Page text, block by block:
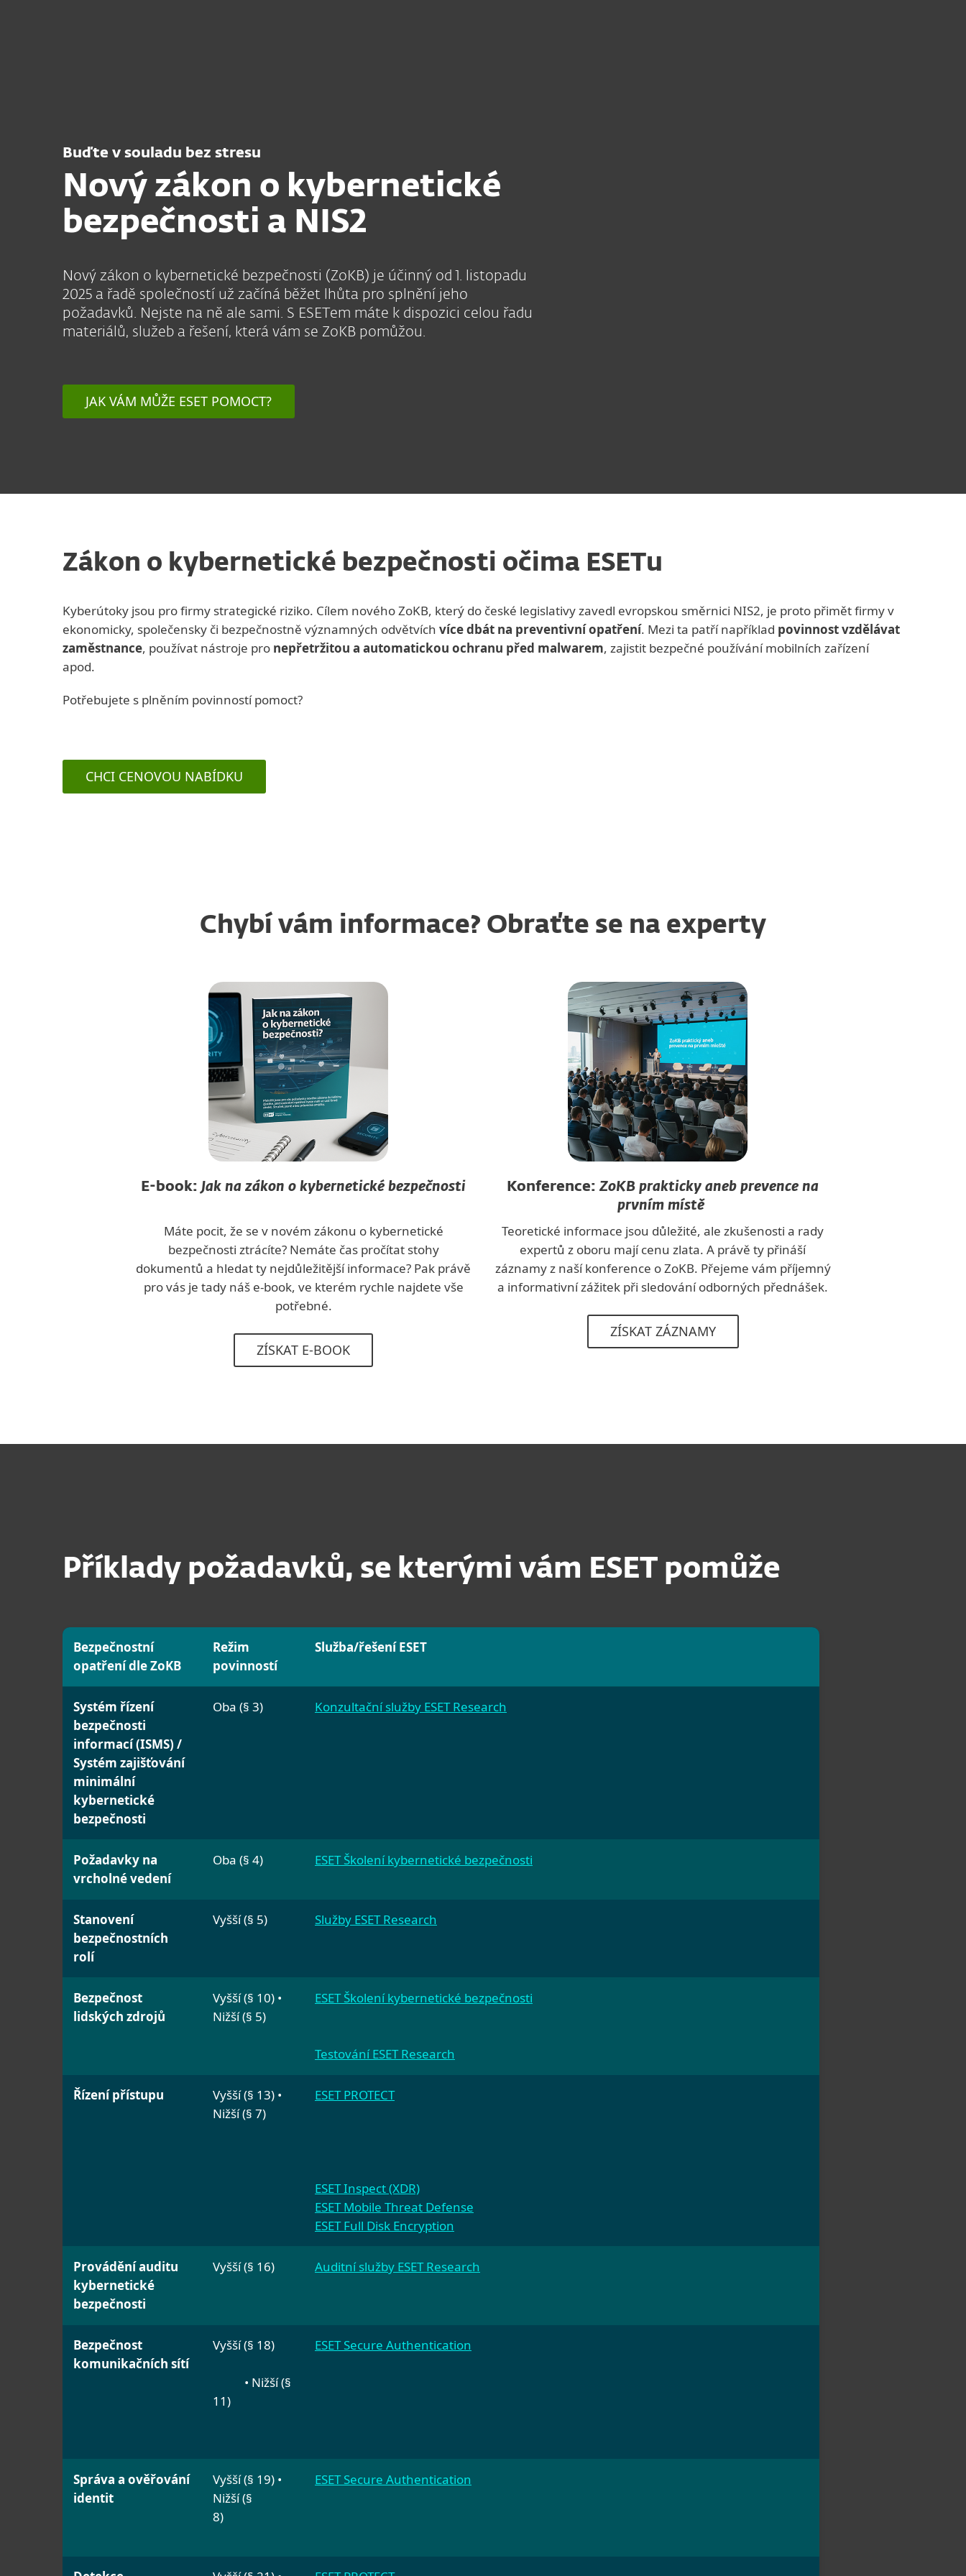
Buďte v souladu bez stresu
Nový zákon o kybernetické
bezpečnosti a NIS2
Nový zákon o kybernetické bezpečnosti (ZoKB) je účinný od 1. listopadu
2025 a řadě společností už začíná běžet lhůta pro splnění jeho
požadavků. Nejste na ně ale sami. S ESETem máte k dispozici celou řadu
materiálů, služeb a řešení, která vám se ZoKB pomůžou.
JAK VÁM MŮŽE ESET POMOCT?
Zákon o kybernetické bezpečnosti očima ESETu
Kyberútoky jsou pro firmy strategické riziko. Cílem nového ZoKB, který do české legislativy zavedl evropskou směrnici NIS2, je proto přimět firmy v
ekonomicky, společensky či bezpečnostně významných odvětvích více dbát na preventivní opatření. Mezi ta patří například povinnost vzdělávat
zaměstnance, používat nástroje pro nepřetržitou a automatickou ochranu před malwarem, zajistit bezpečné používání mobilních zařízení
apod.
Potřebujete s plněním povinností pomoct?
CHCI CENOVOU NABÍDKU
Chybí vám informace? Obraťte se na experty
E-book: Jak na zákon o kybernetické bezpečnosti
Máte pocit, že se v novém zákonu o kybernetické
bezpečnosti ztrácíte? Nemáte čas pročítat stohy
dokumentů a hledat ty nejdůležitější informace? Pak právě
pro vás je tady náš e-book, ve kterém rychle najdete vše
potřebné.
ZÍSKAT E-BOOK
Konference: ZoKB prakticky aneb prevence na
prvním místě
Teoretické informace jsou důležité, ale zkušenosti a rady
expertů z oboru mají cenu zlata. A právě ty přináší
záznamy z naší konference o ZoKB. Přejeme vám příjemný
a informativní zážitek při sledování odborných přednášek.
ZÍSKAT ZÁZNAMY
Příklady požadavků, se kterými vám ESET pomůže
Bezpečnostní
opatření dle ZoKB
Režim
povinností
Služba/řešení ESET
Systém řízení
bezpečnosti
informací (ISMS) /
Systém zajišťování
minimální
kybernetické
bezpečnosti
Oba (§ 3) Konzultační služby ESET Research
Požadavky na
vrcholné vedení
Oba (§ 4) ESET Školení kybernetické bezpečnosti
Stanovení
bezpečnostních
rolí
Vyšší (§ 5) Služby ESET Research
Bezpečnost
lidských zdrojů
Vyšší (§ 10) •
Nižší (§ 5)
ESET Školení kybernetické bezpečnosti
Testování ESET Research
Řízení přístupu
Vyšší (§ 13) •
Nižší (§ 7)
ESET PROTECT
ESET Inspect (XDR)
ESET Mobile Threat Defense
ESET Full Disk Encryption
Provádění auditu
kybernetické
bezpečnosti
Vyšší (§ 16) Auditní služby ESET Research
Bezpečnost
komunikačních sítí
Vyšší (§ 18)
• Nižší (§
11)
ESET Secure Authentication
Správa a ověřování
identit
Vyšší (§ 19) •
Nižší (§
8)
ESET Secure Authentication